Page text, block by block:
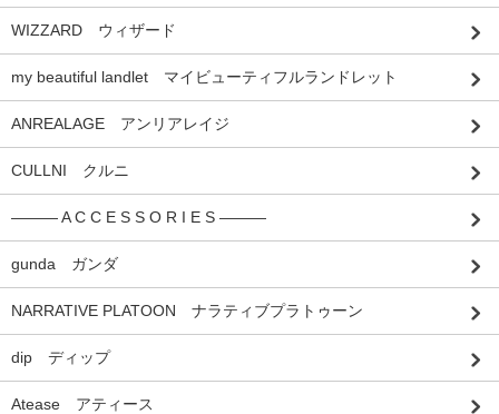
WIZZARD ウィザード
my beautiful landlet マイビューティフルランドレット
ANREALAGE アンリアレイジ
CULLNI クルニ
――― A C C E S S O R I E S ―――
gunda ガンダ
NARRATIVE PLATOON ナラティブプラトゥーン
dip ディップ
Atease アティース